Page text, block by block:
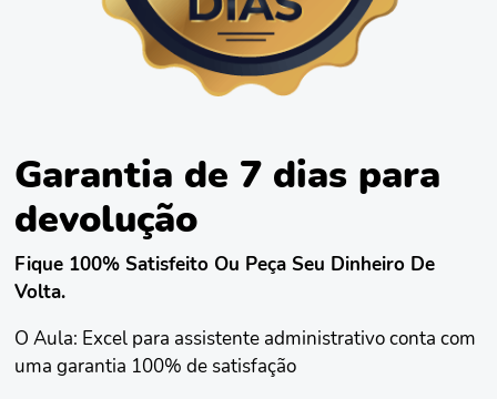
Garantia de 7 dias para
devolução
Fique 100% Satisfeito Ou Peça Seu Dinheiro De
Volta.
O Aula: Excel para assistente administrativo conta com
uma garantia 100% de satisfação